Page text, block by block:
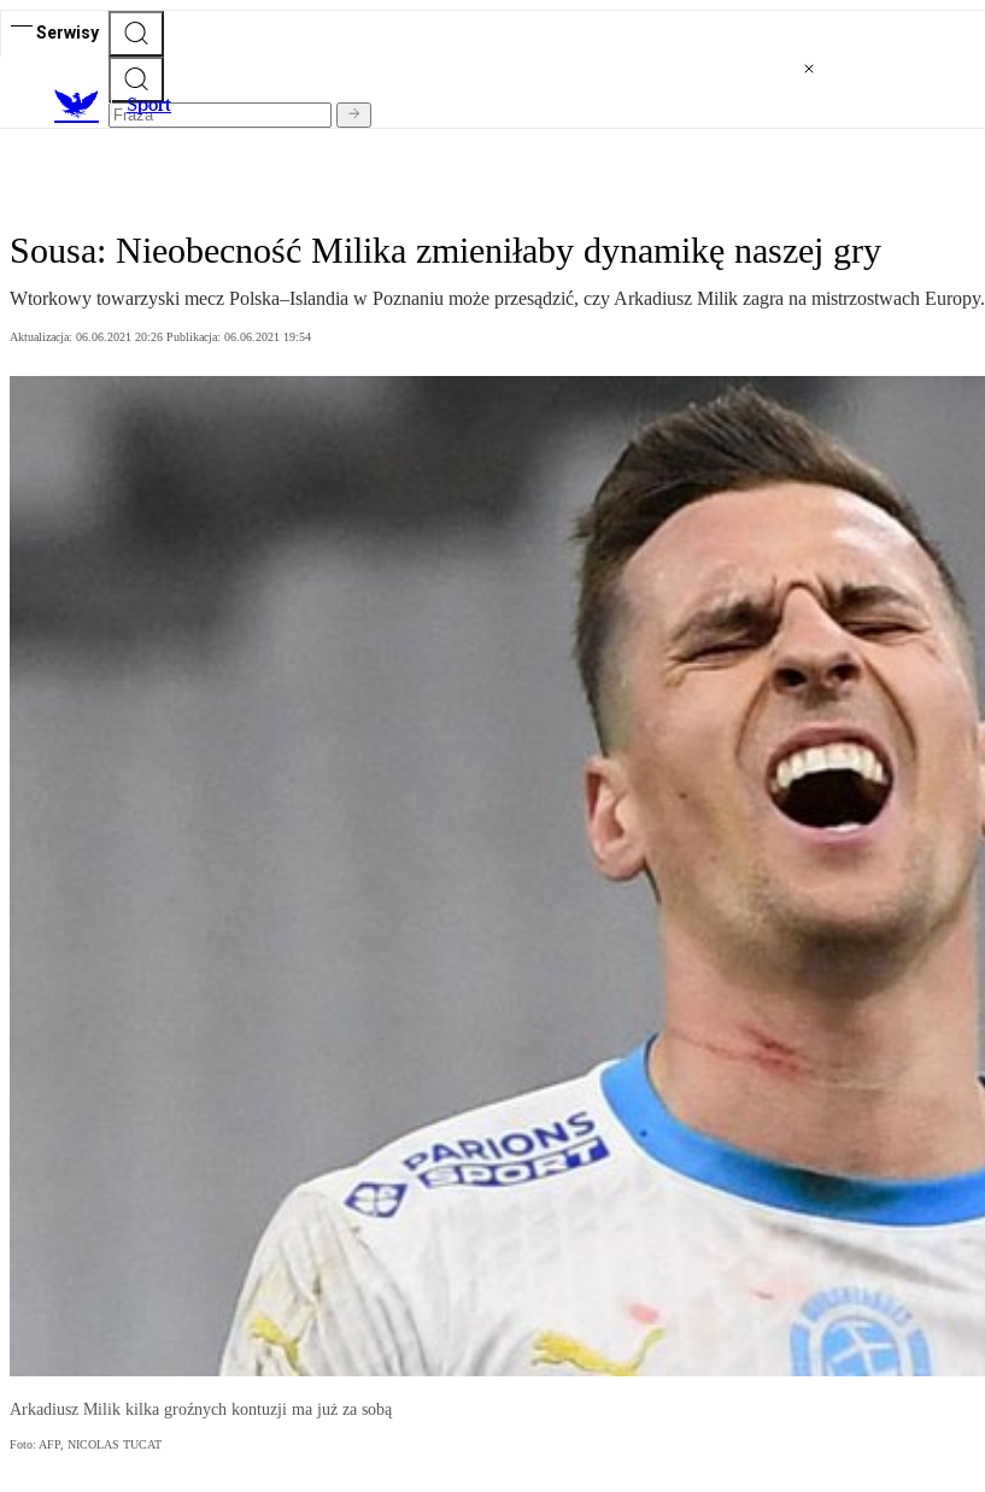
Serwisy
Sport
Sousa: Nieobecność Milika zmieniłaby dynamikę naszej gry
Wtorkowy towarzyski mecz Polska–Islandia w Poznaniu może przesądzić, czy Arkadiusz Milik zagra na mistrzostwach Europy.
Aktualizacja: 06.06.2021 20:26 Publikacja: 06.06.2021 19:54
Arkadiusz Milik kilka groźnych kontuzji ma już za sobą
Foto: AFP, NICOLAS TUCAT